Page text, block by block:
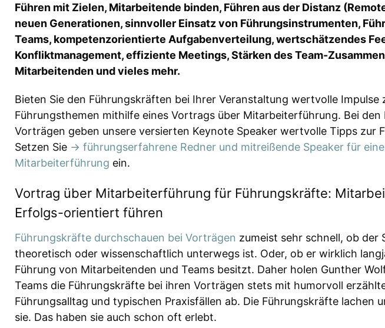
Führen mit Zielen, Mitarbeitende binden, Führen aus der Distanz
neuen Generationen, sinnvoller Einsatz von Führungsinstrumenten,
Teams, kompetenzorientierte Aufgabenverteilung, wertschätzendes
Konfliktmanagement, effiziente Meetings, Stärken des Team-
Mitarbeitenden und vieles mehr.
Bieten Sie den Führungskräften bei Ihrer Veranstaltung wertvolle Impulse
Führungsthemen mithilfe eines Vortrags über Mitarbeiterführung. Bei
Vorträgen geben unsere versierten Keynote Speaker wertvolle Tipps zur
Setzen Sie → führungserfahrene Redner und mitreißende Speaker für
Mitarbeiterführung ein.
Vortrag über Mitarbeiterführung für Führungskräfte:
Erfolgs-orientiert führen
Führungskräfte durchschauen bei Vorträgen zumeist sehr schnell, ob der
theoretisch oder wissenschaftlich unterwegs ist. Oder, ob er wirklich
Führung von Mitarbeitenden und Teams besitzt. Daher holen Gunther
Teams die Führungskräfte bei ihren Vorträgen stets mit humorvoll
Führungsalltag und typischen Praxisfällen ab. Die Führungskräfte lachen
sie. Das haben sie auch schon oft erlebt.